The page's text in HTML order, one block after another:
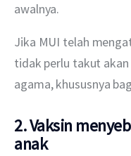
awalnya.
Jika MUI telah
tidak perlu takut
agama, khususnya
2.Vaksin
anak